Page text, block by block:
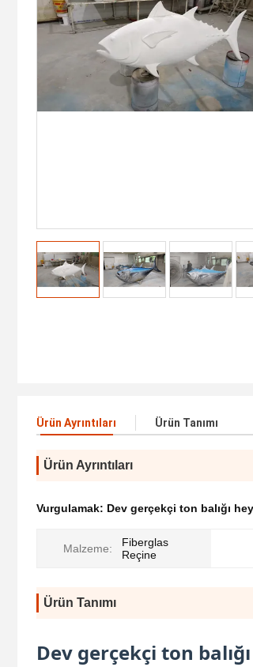
Ürün Ayrıntıları Ürün Tanımı
Ürün Ayrıntıları
Vurgulamak: Dev gerçekçi ton balığı
Malzeme:
Fiberglas
Reçine
Ürün Tanımı
Dev gerçekçi ton